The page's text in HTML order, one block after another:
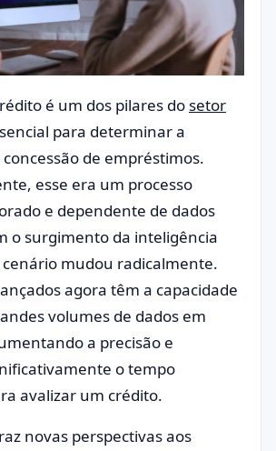
é um dos pilares do setor
para determinar a
de empréstimos.
esse era um processo
e dependente de dados
o surgimento da inteligência
mudou radicalmente.
agora têm a capacidade
volumes de dados em
a precisão e
o tempo
avalizar um crédito.
novas perspectivas aos